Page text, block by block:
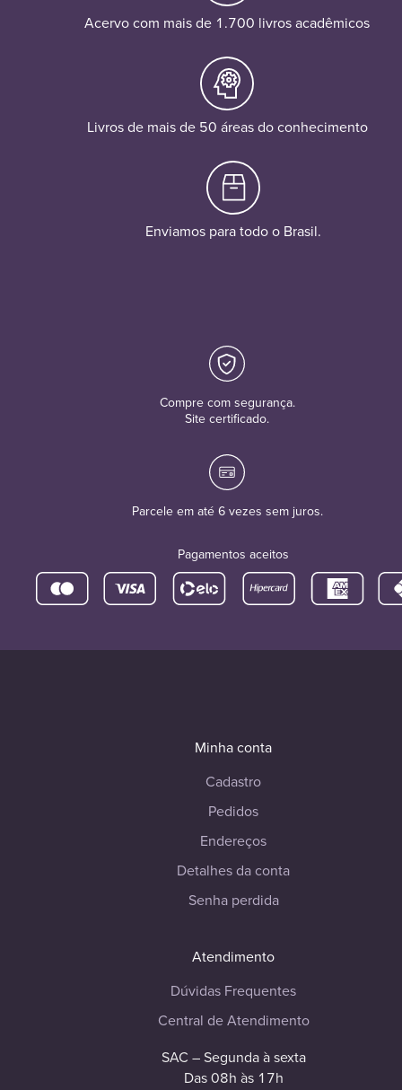
Acervo com mais de 1.700 livros acadêmicos
Livros de mais de 50 áreas do conhecimento
Enviamos para todo o Brasil.
Compre com segurança.
Site certificado.
Parcele em até 6 vezes sem juros.
Pagamentos aceitos
Minha conta
Cadastro
Pedidos
Endereços
Detalhes da conta
Senha perdida
Atendimento
Dúvidas Frequentes
Central de Atendimento
SAC – Segunda à sexta
Das 08h às 17h